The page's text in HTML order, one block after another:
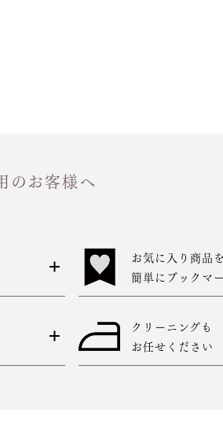
のお客様へ
お気に入り商品を
簡単にブックマ
クリーニングも
お任せください